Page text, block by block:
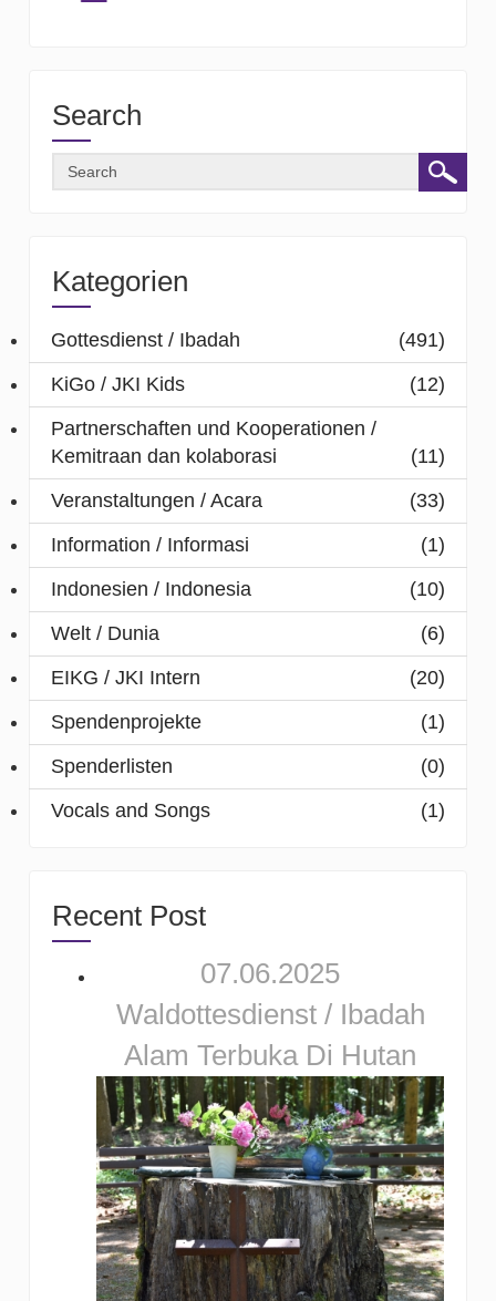
Search
Kategorien
Gottesdienst / Ibadah
(491)
KiGo / JKI Kids
(12)
Partnerschaften und Kooperationen /
Kemitraan dan kolaborasi
(11)
Veranstaltungen / Acara
(33)
Information / Informasi
(1)
Indonesien / Indonesia
(10)
Welt / Dunia
(6)
EIKG / JKI Intern
(20)
Spendenprojekte
(1)
Spenderlisten
(0)
Vocals and Songs
(1)
Recent Post
07.06.2025
Waldottesdienst / Ibadah
Alam Terbuka Di Hutan